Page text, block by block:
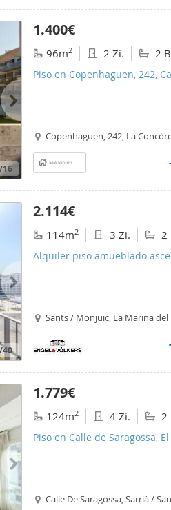
/16
1.400€
96m2 2 Zi. 2
Piso en Copenhaguen, 242,
Copenhaguen, 242, La
Maklerbüro
/40
2.114€
114m2 3 Zi. 2
Alquiler piso amueblado
Sants / Monjuïc, La Marina
1.779€
124m2 4 Zi. 2
Piso en Calle de Saragossa,
Calle De Saragossa, Sarrià /